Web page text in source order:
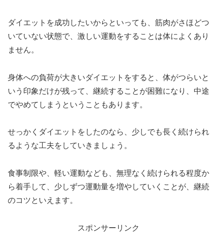
ダイエットを成功したいからといっても、筋肉がさほどつ
いていない状態で、激しい運動をすることは体によくあり
ません。
身体への負荷が大きいダイエットをすると、体がつらいと
いう印象だけが残って、継続することが困難になり、中途
でやめてしまうということもあります。
せっかくダイエットをしたのなら、少しでも長く続けられ
るような工夫をしていきましょう。
食事制限や、軽い運動なども、無理なく続けられる程度か
ら着手して、少しずつ運動量を増やしていくことが、継続
のコツといえます。
スポンサーリンク